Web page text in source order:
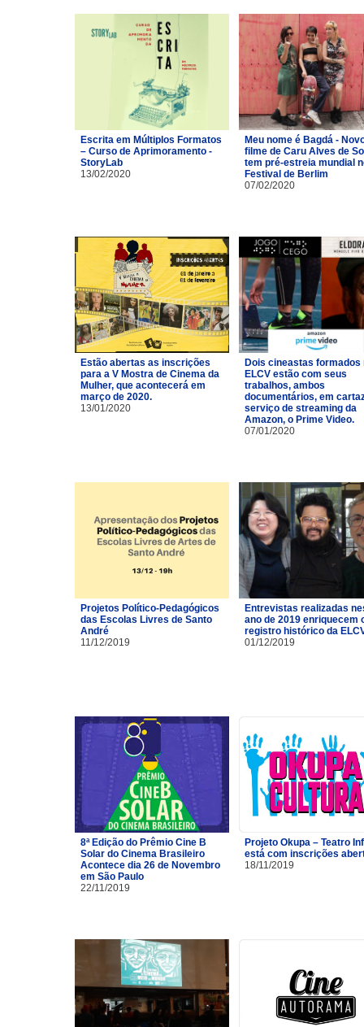
Escrita em Múltiplos Formatos
– Curso de Aprimoramento -
StoryLab
13/02/2020
Meu nome é Bagdá -
filme de Caru Alves de
tem pré-estreia mundial
Festival de Berlim
07/02/2020
Estão abertas as inscrições
para a V Mostra de Cinema da
Mulher, que acontecerá em
março de 2020.
13/01/2020
Dois cineastas formados
ELCV estão com seus
trabalhos, ambos
documentários, em
serviço de streaming da
Amazon, o Prime Video.
07/01/2020
Projetos Político-Pedagógicos
das Escolas Livres de Santo
André
11/12/2019
Entrevistas realizadas
ano de 2019 enriquecem
registro histórico da
01/12/2019
8ª Edição do Prêmio Cine B
Solar do Cinema Brasileiro
Acontece dia 26 de Novembro
em São Paulo
22/11/2019
Projeto Okupa – Teatro
está com inscrições
18/11/2019